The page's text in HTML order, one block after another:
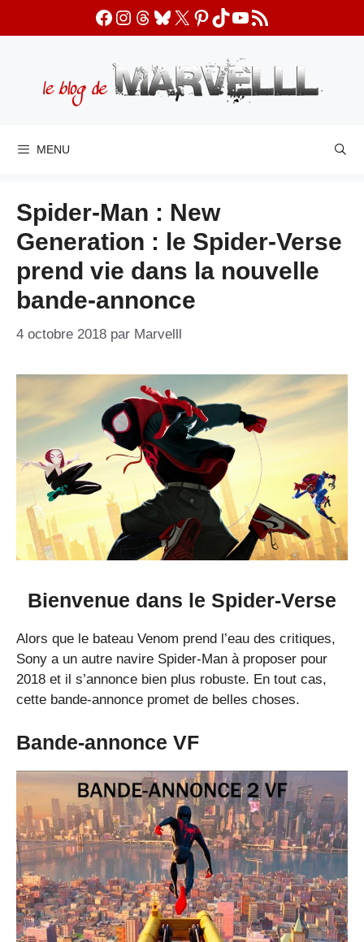
Facebook
Instagram
Threads
Bluesky
X Pinterest
TikTok
YouTube
Flux RSS
MENU
Spider-Man : New
Generation : le Spider-Verse
prend vie dans la nouvelle
bande-annonce
4 octobre 2018 par Marvelll
Bienvenue dans le Spider-Verse
Alors que le bateau Venom prend l’eau des critiques,
Sony a un autre navire Spider-Man à proposer pour
2018 et il s’annonce bien plus robuste. En tout cas,
cette bande-annonce promet de belles choses.
Bande-annonce VF